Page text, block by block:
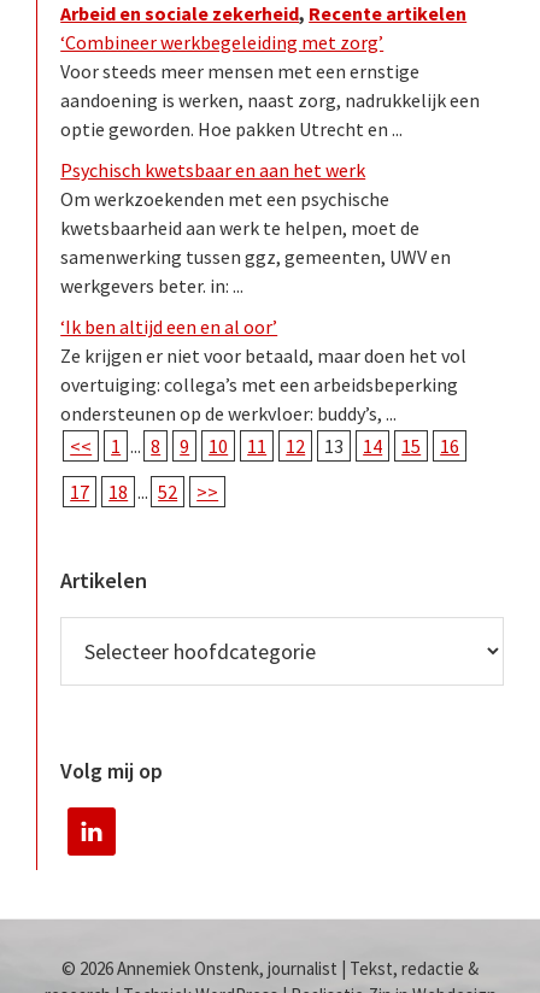
Arbeid en sociale zekerheid, Recente artikelen
‘Combineer werkbegeleiding met zorg’
Voor steeds meer mensen met een ernstige
aandoening is werken, naast zorg, nadrukkelijk een
optie geworden. Hoe pakken Utrecht en ...
Psychisch kwetsbaar en aan het werk
Om werkzoekenden met een psychische
kwetsbaarheid aan werk te helpen, moet de
samenwerking tussen ggz, gemeenten, UWV en
werkgevers beter. in: ...
‘Ik ben altijd een en al oor’
Ze krijgen er niet voor betaald, maar doen het vol
overtuiging: collega’s met een arbeidsbeperking
ondersteunen op de werkvloer: buddy’s, ...
<<
1 ... 8 9 10 11 12 13 14 15
16
17
18 ... 52 >>
Artikelen
Volg mij op
© 2026 Annemiek Onstenk, journalist | Tekst, redactie &